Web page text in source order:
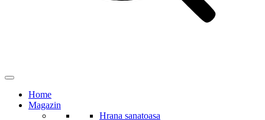
Home
Magazin
Hrana sanatoasa